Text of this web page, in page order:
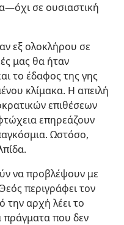
σε ουσιαστική
εξ ολοκλήρου σε
μας θα ήταν
το έδαφος της γης
κλίμακα. Η απειλή
επιθέσεων
επηρεάζουν
Ωστόσο,
να προβλέψουν με
περιγράφει τον
την αρχή λέει το
πράγματα που δεν